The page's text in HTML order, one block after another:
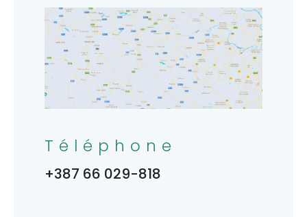
Téléphone
+387 66 029-818